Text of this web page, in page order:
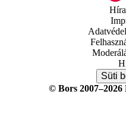
Süti
© Bors